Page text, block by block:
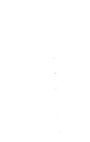
たときに水拭きが
での制作をお勧めい